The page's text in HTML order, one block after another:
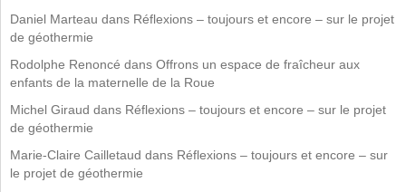
Daniel Marteau dans Réflexions – toujours et encore – sur le projet
de géothermie
Rodolphe Renoncé dans Offrons un espace de fraîcheur aux
enfants de la maternelle de la Roue
Michel Giraud dans Réflexions – toujours et encore – sur le projet
de géothermie
Marie-Claire Cailletaud dans Réflexions – toujours et encore – sur
le projet de géothermie